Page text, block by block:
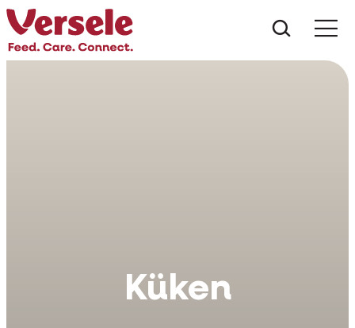
Küken